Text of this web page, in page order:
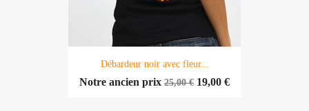
Débardeur noir avec fleur...
Notre ancien prix 25,00 € 19,00 €